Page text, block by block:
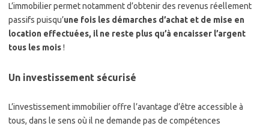
L’immobilier permet notamment d’obtenir des revenus réellement
passifs puisqu’une fois les démarches d’achat et de mise en
location effectuées, il ne reste plus qu’à encaisser l’argent
tous les mois!
Un investissement sécurisé
L’investissement immobilier offre l’avantage d’être accessible à
tous, dans le sens où il ne demande pas de compétences